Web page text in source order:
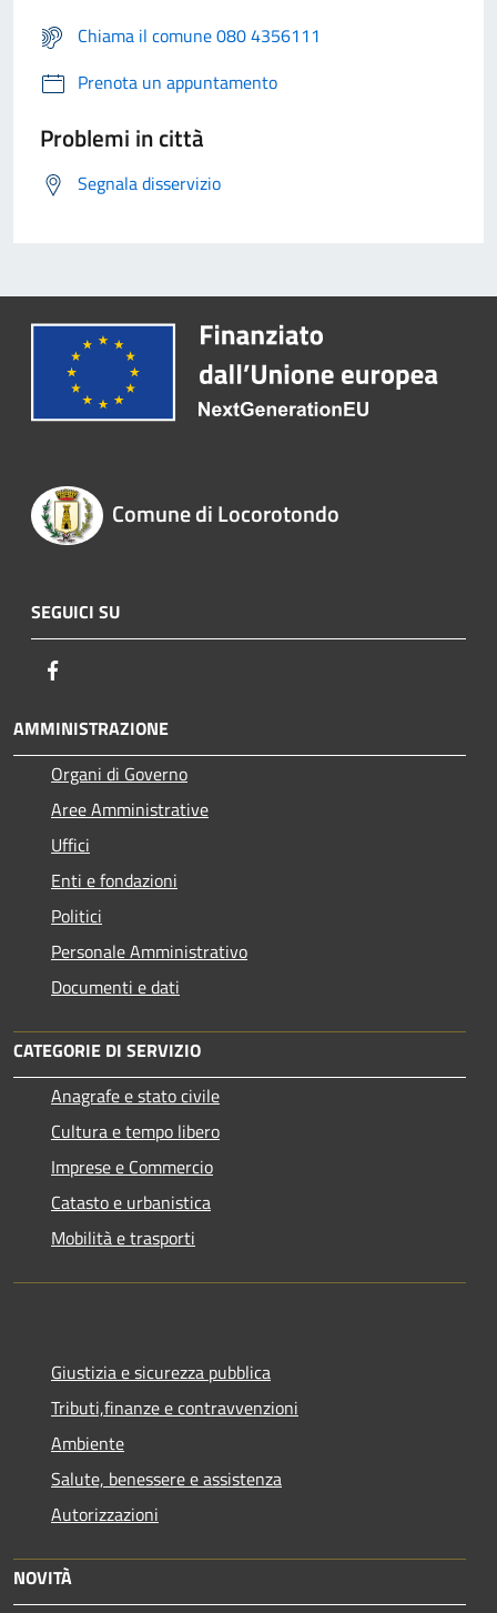
Chiama il comune 080 4356111
Prenota un appuntamento
Problemi in città
Segnala disservizio
Comune di Locorotondo
SEGUICI SU
AMMINISTRAZIONE
Organi di Governo
Aree Amministrative
Uffici
Enti e fondazioni
Politici
Personale Amministrativo
Documenti e dati
CATEGORIE DI SERVIZIO
Anagrafe e stato civile
Cultura e tempo libero
Imprese e Commercio
Catasto e urbanistica
Mobilità e trasporti
Giustizia e sicurezza pubblica
Tributi,finanze e contravvenzioni
Ambiente
Salute, benessere e assistenza
Autorizzazioni
NOVITÀ